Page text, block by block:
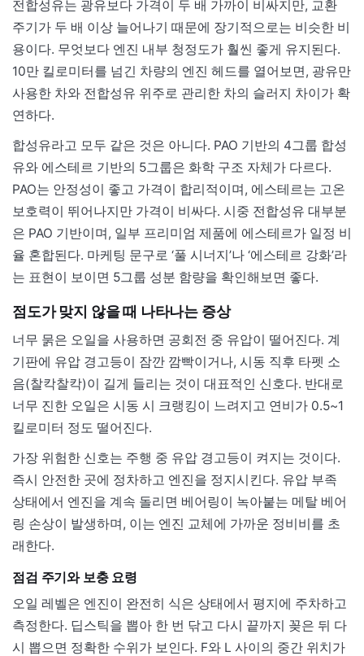
전합성유는 광유보다 가격이 두 배 가까이 비싸지만, 교환
주기가 두 배 이상 늘어나기 때문에 장기적으로는 비슷한 비
용이다. 무엇보다 엔진 내부 청정도가 훨씬 좋게 유지된다.
10만 킬로미터를 넘긴 차량의 엔진 헤드를 열어보면, 광유만
사용한 차와 전합성유 위주로 관리한 차의 슬러지 차이가 확
연하다.
합성유라고 모두 같은 것은 아니다. PAO 기반의 4그룹 합성
유와 에스테르 기반의 5그룹은 화학 구조 자체가 다르다.
PAO는 안정성이 좋고 가격이 합리적이며, 에스테르는 고온
보호력이 뛰어나지만 가격이 비싸다. 시중 전합성유 대부분
은 PAO 기반이며, 일부 프리미엄 제품에 에스테르가 일정 비
율 혼합된다. 마케팅 문구로 ‘풀 시너지’나 ‘에스테르 강화’라
는 표현이 보이면 5그룹 성분 함량을 확인해보면 좋다.
점도가 맞지 않을 때 나타나는 증상
너무 묽은 오일을 사용하면 공회전 중 유압이 떨어진다. 계
기판에 유압 경고등이 잠깐 깜빡이거나, 시동 직후 타펫 소
음(찰칵찰칵)이 길게 들리는 것이 대표적인 신호다. 반대로
너무 진한 오일은 시동 시 크랭킹이 느려지고 연비가 0.5~1
킬로미터 정도 떨어진다.
가장 위험한 신호는 주행 중 유압 경고등이 켜지는 것이다.
즉시 안전한 곳에 정차하고 엔진을 정지시킨다. 유압 부족
상태에서 엔진을 계속 돌리면 베어링이 녹아붙는 메탈 베어
링 손상이 발생하며, 이는 엔진 교체에 가까운 정비비를 초
래한다.
점검 주기와 보충 요령
오일 레벨은 엔진이 완전히 식은 상태에서 평지에 주차하고
측정한다. 딥스틱을 뽑아 한 번 닦고 다시 끝까지 꽂은 뒤 다
시 뽑으면 정확한 수위가 보인다. F와 L 사이의 중간 위치가